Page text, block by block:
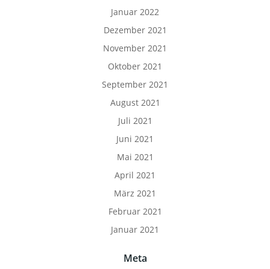
Januar 2022
Dezember 2021
November 2021
Oktober 2021
September 2021
August 2021
Juli 2021
Juni 2021
Mai 2021
April 2021
März 2021
Februar 2021
Januar 2021
Meta